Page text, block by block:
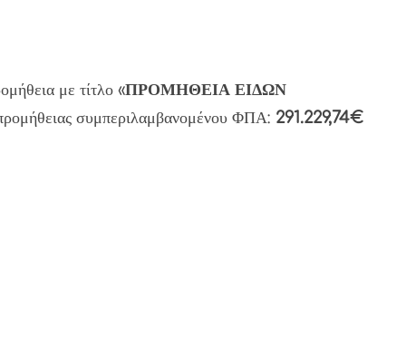
με τίτλο «ΠΡΟΜΗΘΕΙΑ ΕΙΔΩΝ
συμπεριλαμβανομένου ΦΠΑ: 291.229,74€